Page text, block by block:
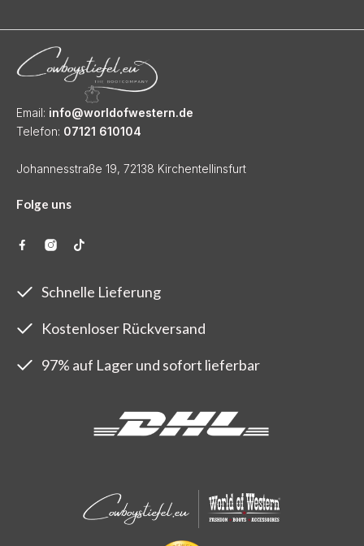
Email: info@worldofwestern.de
Telefon: 07121 610104
Johannesstraße 19, 72138 Kirchentellinsfurt
Folge uns
Schnelle Lieferung
Kostenloser Rückversand
97% auf Lager und sofort lieferbar